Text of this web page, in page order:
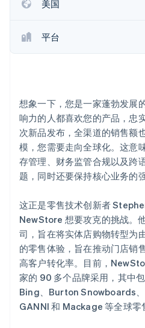
了解 Stripe 如何
美国
平台
想象一下，您是一家蓬勃发
响力的人都喜欢您的产品，忠
次新品发布，全渠道的销售额
模，您需要走向全球化。这意
存管理、财务监管合规以及跨
题，同时还要保持核心业务的
这正是零售技术创新者
NewStore 想要攻克的挑战。
司，旨在将实体店购物转型为
的零售体验，旨在推动门店销
高客户转化率。目前，
家的 90 多个品牌采用，其中
Bing、Burton Snowboards
GANNI 和 Mackage 等全球零